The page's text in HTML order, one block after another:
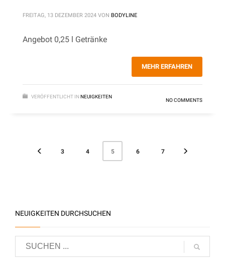
FREITAG, 13 DEZEMBER 2024 VON BODYLINE
Angebot 0,25 l Getränke
MEHR ERFAHREN
VERÖFFENTLICHT IN NEUIGKEITEN
NO COMMENTS
3 4 5 6 7
NEUIGKEITEN DURCHSUCHEN